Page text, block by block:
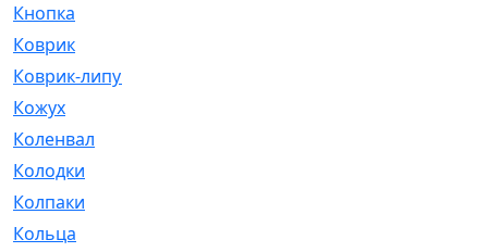
Кнопка
Коврик
Коврик-липучка
Кожух
Коленвал
Колодки
Колпаки
Кольца